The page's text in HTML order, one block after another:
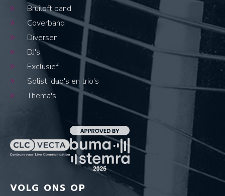
Bruiloft band
Coverband
Diversen
DJ's
Exclusief
Solist, duo's en trio's
Thema's
VOLG ONS OP